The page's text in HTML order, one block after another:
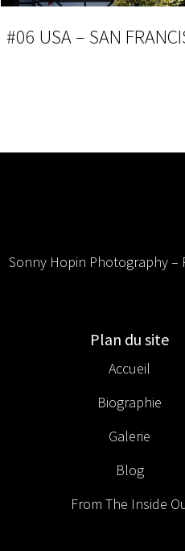
#06 USA – SAN
Sonny Hopin Photography
Plan du site
Accueil
Biographie
Galerie
Blog
From The Inside